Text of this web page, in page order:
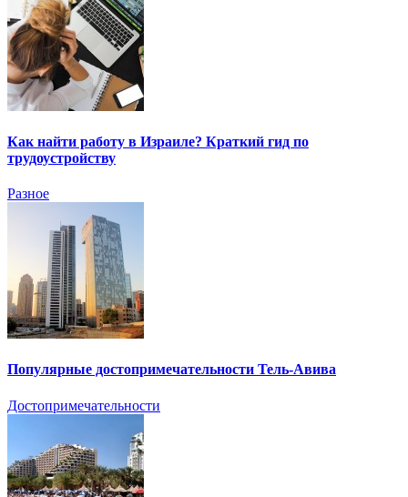
Как найти работу в Израиле? Краткий гид по
трудоустройству
Разное
Популярные достопримечательности Тель-Авива
Достопримечательности